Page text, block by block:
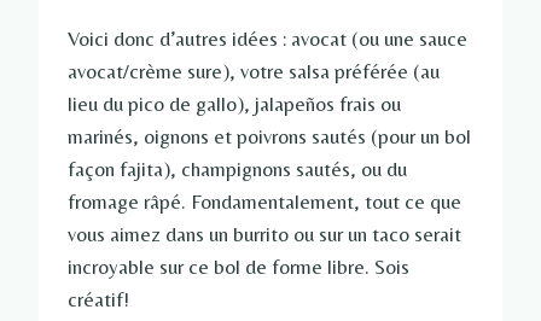
Voici donc d’autres idées : avocat (ou une sauce
avocat/crème sure), votre salsa préférée (au
lieu du pico de gallo), jalapeños frais ou
marinés, oignons et poivrons sautés (pour un bol
façon fajita), champignons sautés, ou du
fromage râpé. Fondamentalement, tout ce que
vous aimez dans un burrito ou sur un taco serait
incroyable sur ce bol de forme libre. Sois
créatif!